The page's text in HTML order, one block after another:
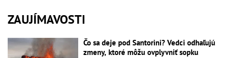
ZAUJÍMAVOSTI
Čo sa deje pod Santorini? Vedci odhaľujú
zmeny, ktoré môžu ovplyvniť sopku